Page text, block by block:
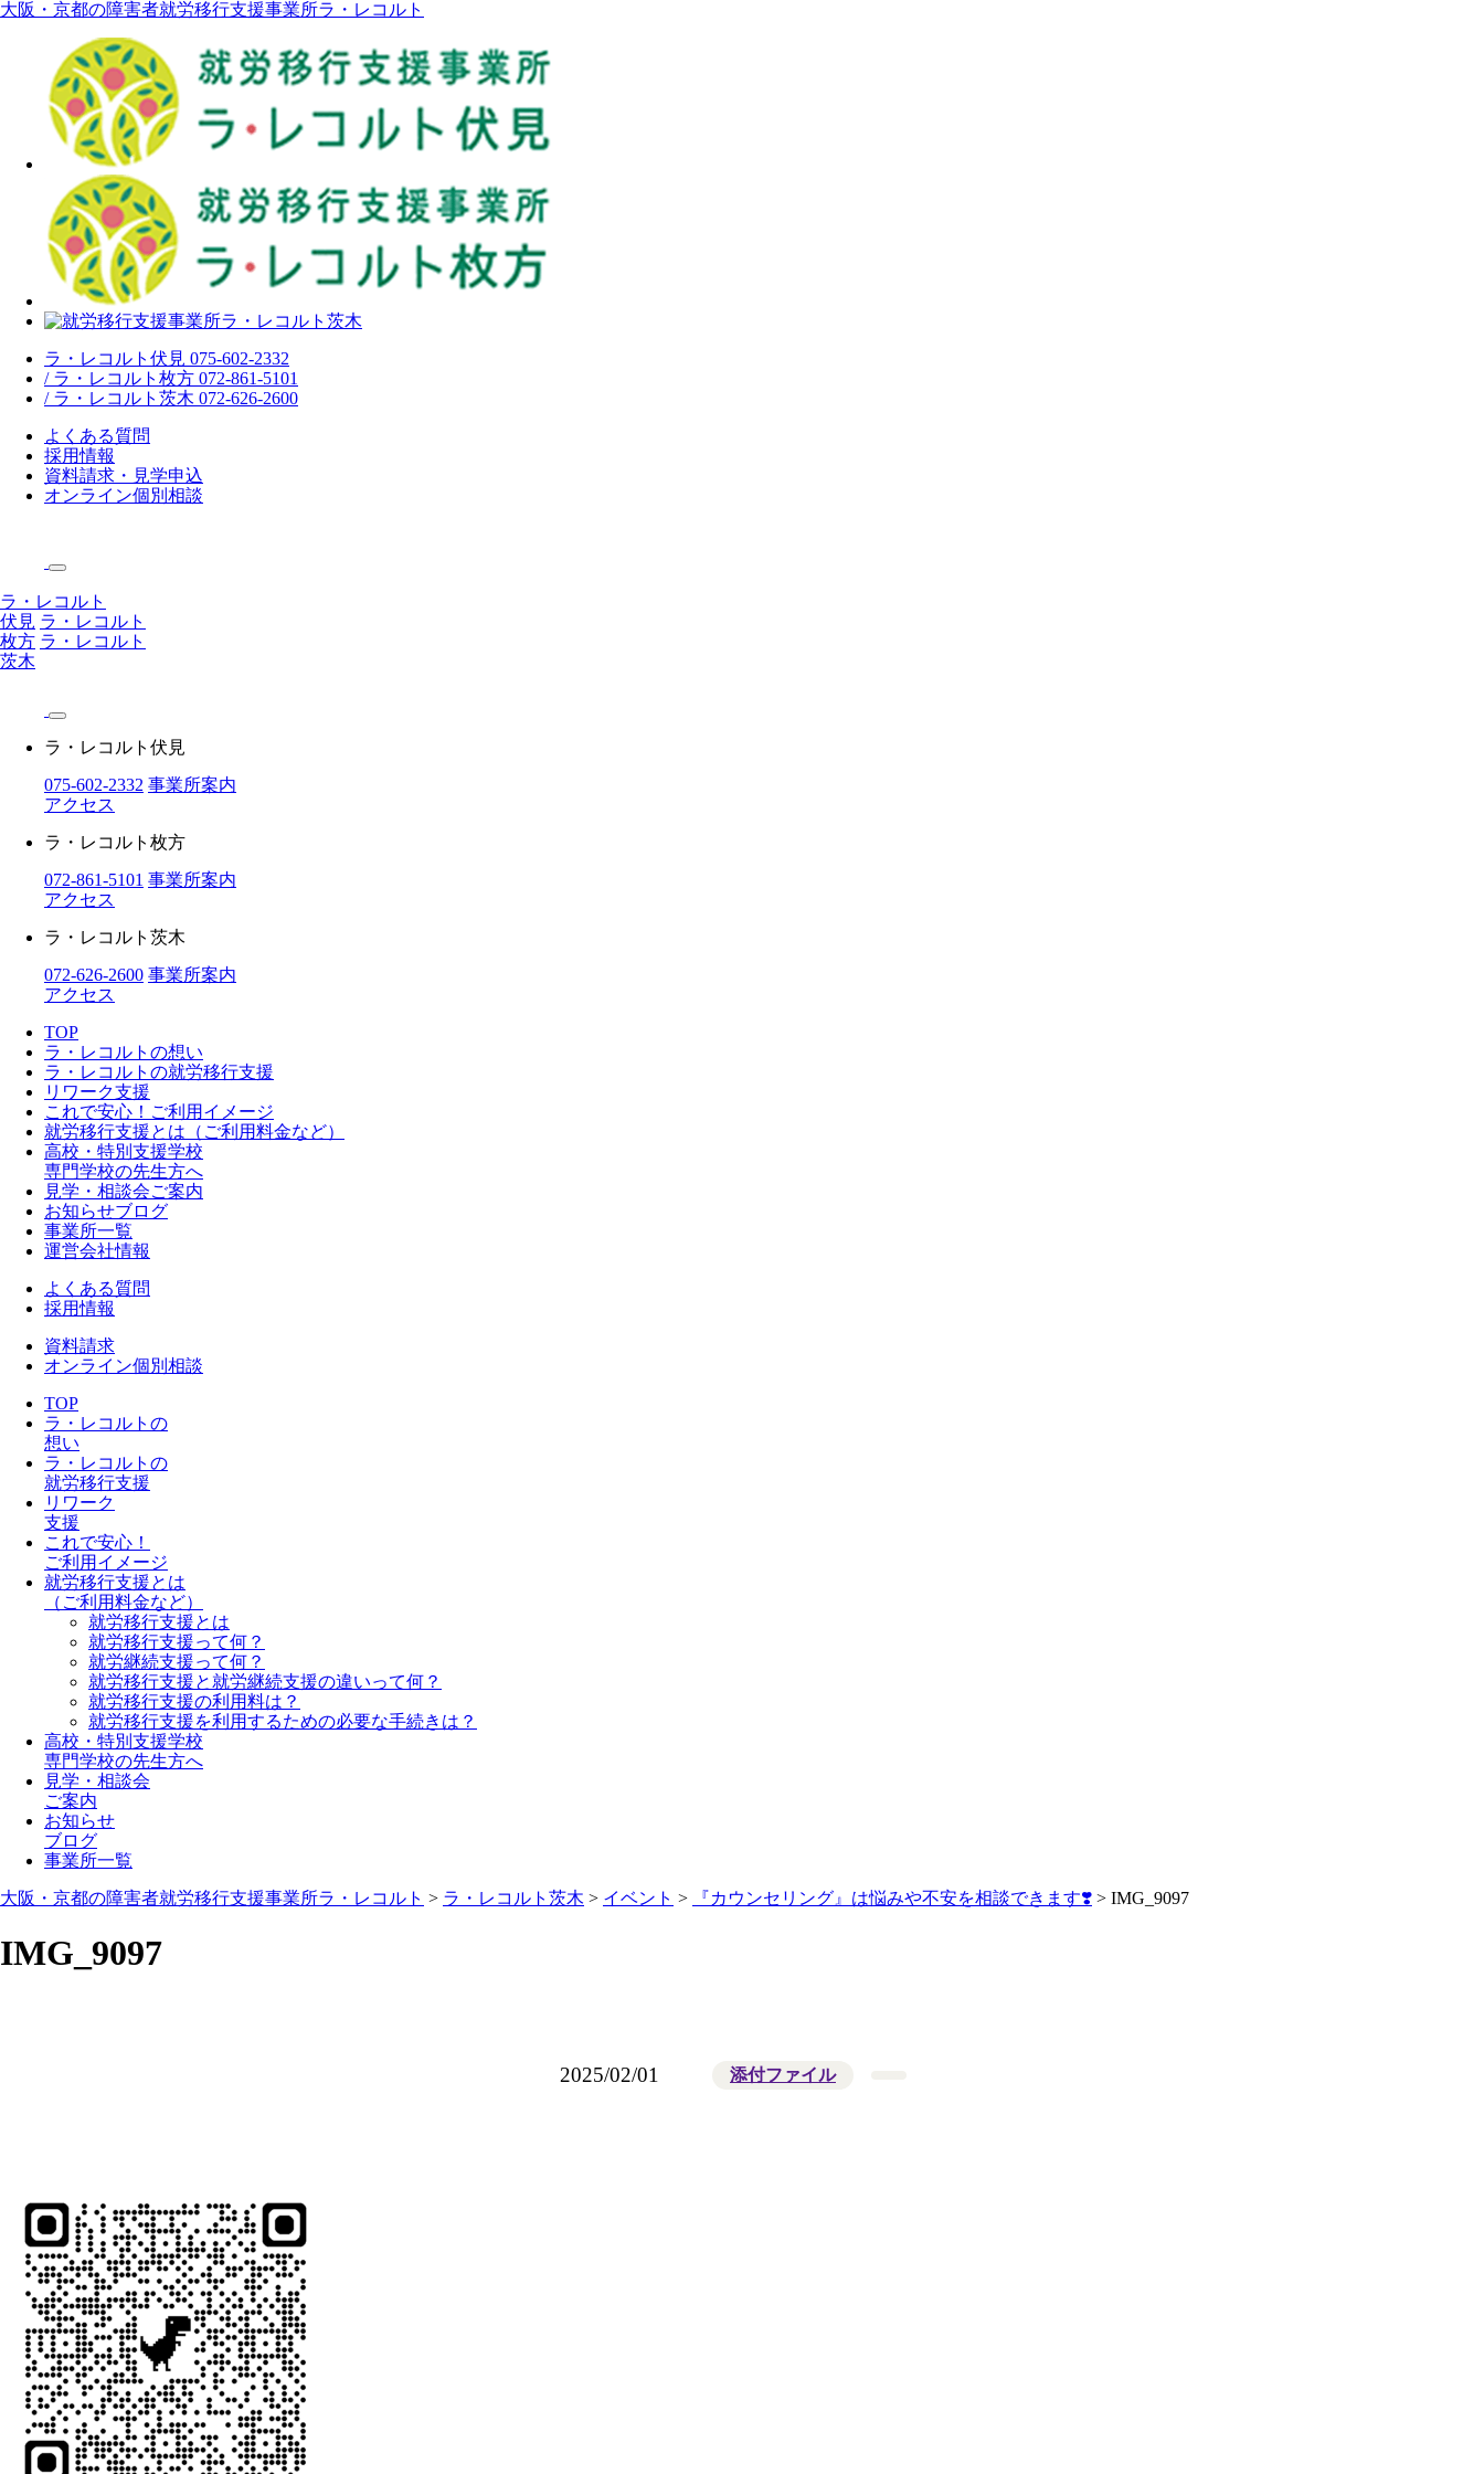
大阪・京都の障害者就労移行支援事業所ラ・レコルト
ラ・レコルト伏見 075-602-2332
/ ラ・レコルト枚方 072-861-5101
/ ラ・レコルト茨木 072-626-2600
よくある質問
採用情報
資料請求・見学申込
オンライン個別相談
ラ・レコルト
伏見 ラ・レコルト
枚方 ラ・レコルト
茨木
ラ・レコルト伏見
075-602-2332 事業所案内
アクセス
ラ・レコルト枚方
072-861-5101 事業所案内
アクセス
ラ・レコルト茨木
072-626-2600 事業所案内
アクセス
TOP
ラ・レコルトの想い
ラ・レコルトの就労移行支援
リワーク支援
これで安心！ご利用イメージ
就労移行支援とは（ご利用料金など）
高校・特別支援学校
専門学校の先生方へ
見学・相談会ご案内
お知らせブログ
事業所一覧
運営会社情報
よくある質問
採用情報
資料請求
オンライン個別相談
TOP
ラ・レコルトの
想い
ラ・レコルトの
就労移行支援
リワーク
支援
これで安心！
ご利用イメージ
就労移行支援とは
（ご利用料金など）
就労移行支援とは
就労移行支援って何？
就労継続支援って何？
就労移行支援と就労継続支援の違いって何？
就労移行支援の利用料は？
就労移行支援を利用するための必要な手続きは？
高校・特別支援学校
専門学校の先生方へ
見学・相談会
ご案内
お知らせ
ブログ
事業所一覧
大阪・京都の障害者就労移行支援事業所ラ・レコルト > ラ・レコルト茨木 > イベント > 『カウンセリング』は悩みや不安を相談できます❣️ > IMG_9097
IMG_9097
2025/02/01 添付ファイル